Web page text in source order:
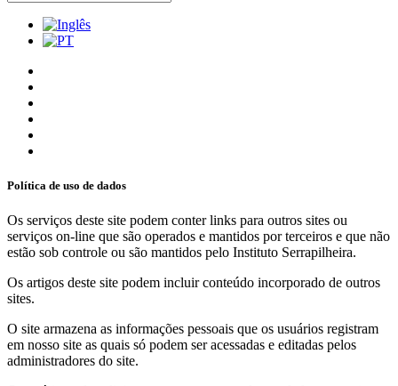
Política de uso de dados
Os serviços deste site podem conter links para outros sites ou
serviços on-line que são operados e mantidos por terceiros e que não
estão sob controle ou são mantidos pelo Instituto Serrapilheira.
Os artigos deste site podem incluir conteúdo incorporado de outros
sites.
O site armazena as informações pessoais que os usuários registram
em nosso site as quais só podem ser acessadas e editadas pelos
administradores do site.